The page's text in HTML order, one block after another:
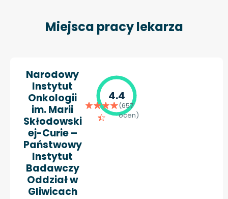
Miejsca pracy lekarza
Narodowy
Instytut
Onkologii
im. Marii
Skłodowski
ej-Curie –
Państwowy
Instytut
Badawczy
Oddział w
Gliwicach
4.4
(657
ocen)